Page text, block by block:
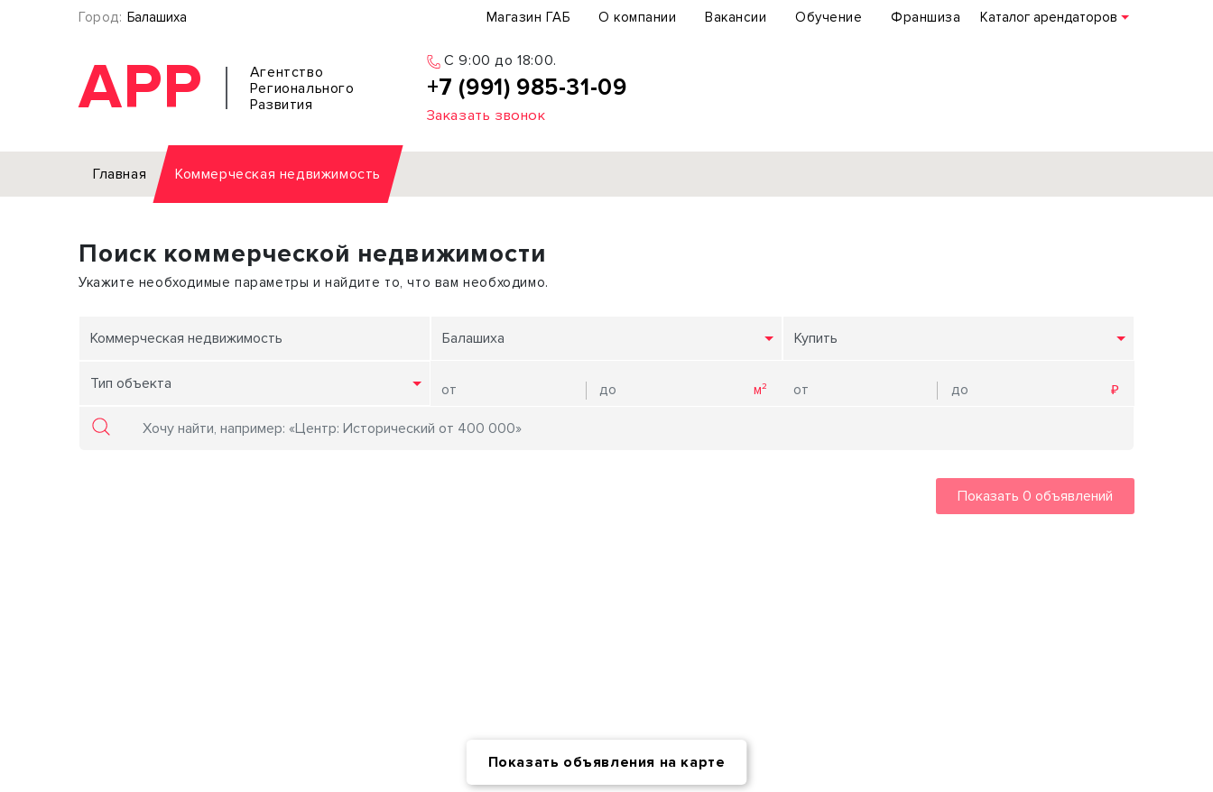
Город: Балашиха Магазин ГАБ О компании Вакансии Обучение Франшиза Каталог арендаторов
АРР
Агентство
Регионального
Развития
C 9:00 до 18:00.
+7 (991) 985-31-09
Заказать звонок
Главная Коммерческая недвижимость
Офис
Торговое помещение
Склад
Земельный участок
Отдельное здание
Бизнес-центр
Поиск коммерческой недвижимости
Укажите необходимые параметры и найдите то, что вам необходимо.
Коммерческая недвижимость Балашиха Купить
Тип объекта
Показать 0 объявлений
Показать объявления на карте